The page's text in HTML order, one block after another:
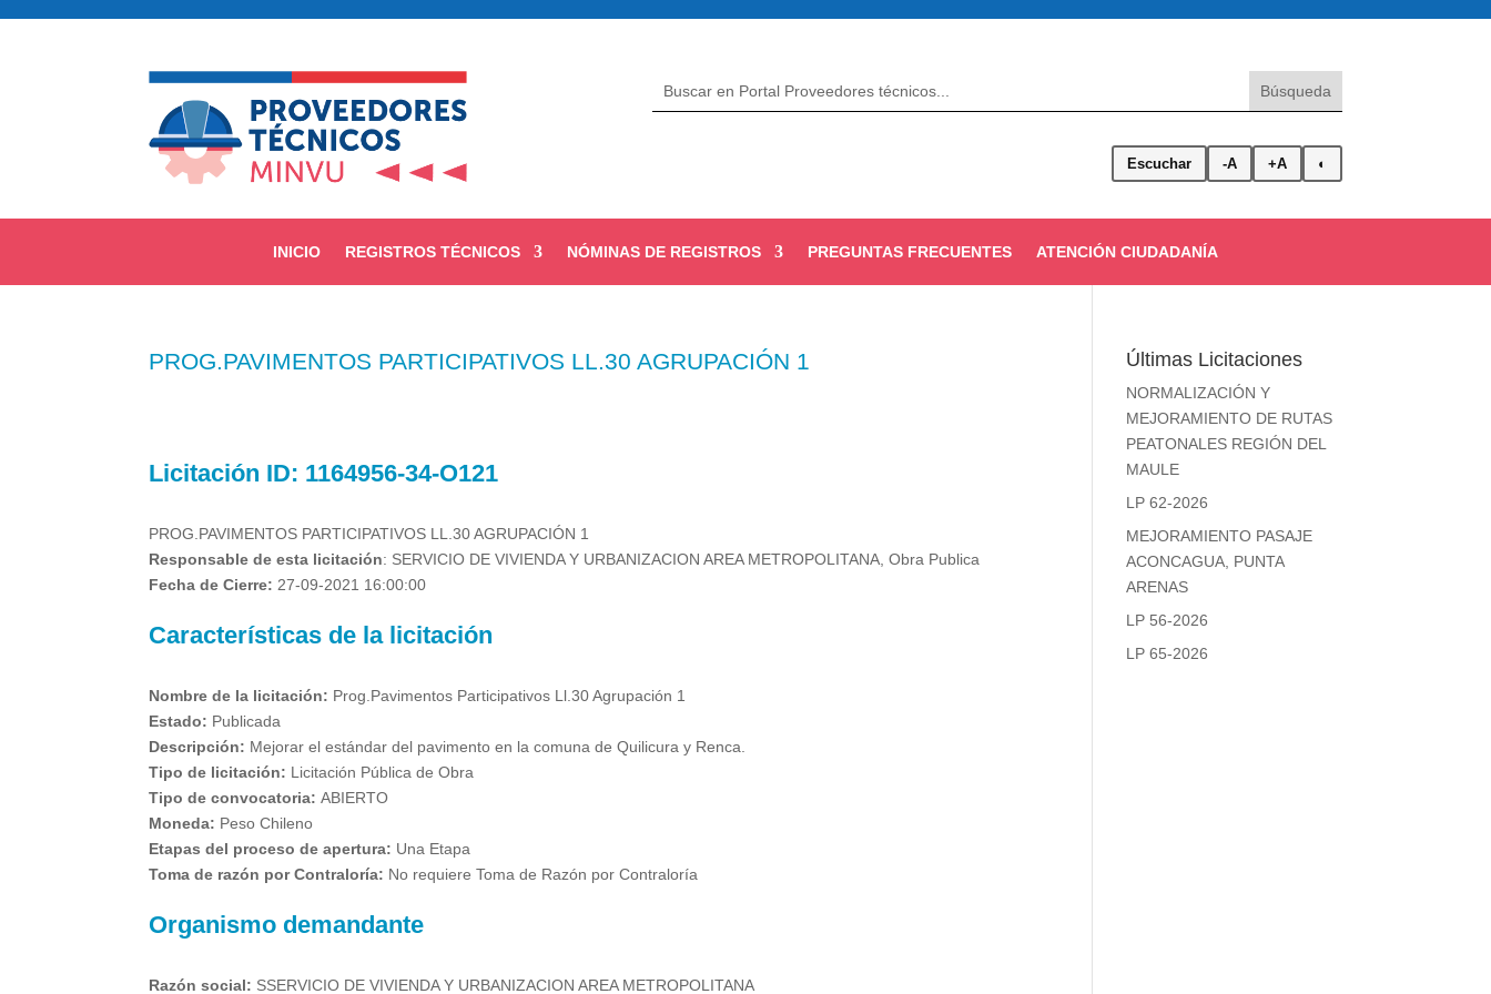
Escuchar -A +A ◐
INICIO REGISTROS TÉCNICOS NÓMINAS DE REGISTROS PREGUNTAS FRECUENTES ATENCIÓN CIUDADANÍA
PROG.PAVIMENTOS PARTICIPATIVOS LL.30 AGRUPACIÓN 1
Licitación ID: 1164956-34-O121
PROG.PAVIMENTOS PARTICIPATIVOS LL.30 AGRUPACIÓN 1
Responsable de esta licitación: SERVICIO DE VIVIENDA Y URBANIZACION AREA METROPOLITANA, Obra Publica
Fecha de Cierre:27-09-2021 16:00:00
Características de la licitación
Nombre de la licitación: Prog.Pavimentos Participativos Ll.30 Agrupación 1
Estado: Publicada
Descripción: Mejorar el estándar del pavimento en la comuna de Quilicura y Renca.
Tipo de licitación: Licitación Pública de Obra
Tipo de convocatoria: ABIERTO
Moneda: Peso Chileno
Etapas del proceso de apertura: Una Etapa
Toma de razón por Contraloría: No requiere Toma de Razón por Contraloría
Organismo demandante
Razón social: SSERVICIO DE VIVIENDA Y URBANIZACION AREA METROPOLITANA
Últimas Licitaciones
NORMALIZACIÓN Y
MEJORAMIENTO DE RUTAS
PEATONALES REGIÓN DEL
MAULE
LP 62-2026
MEJORAMIENTO PASAJE
ACONCAGUA, PUNTA
ARENAS
LP 56-2026
LP 65-2026